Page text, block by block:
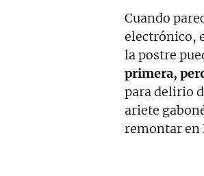
Cuando
electrónico,
la postre
primera,
para delirio
ariete
remontar en